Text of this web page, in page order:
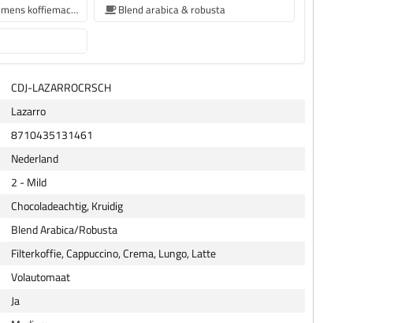
koffiebonen voor Siemens koffiemachine
Blend arabica & robusta
CDJ-LAZARROCRSCH
Lazarro
8710435131461
Nederland
2 - Mild
Chocoladeachtig, Kruidig
Blend Arabica/Robusta
Filterkoffie, Cappuccino, Crema, Lungo, Latte
Volautomaat
Ja